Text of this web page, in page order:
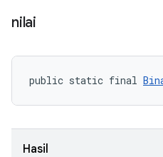
nilai
public static final
Hasil